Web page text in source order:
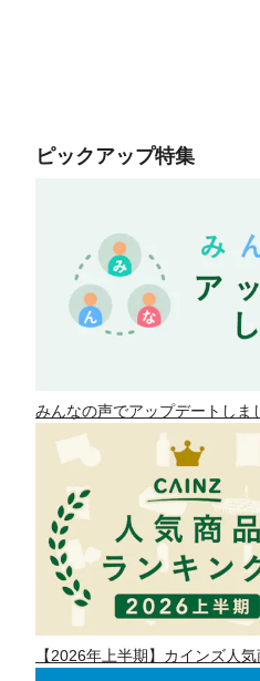
ピックアップ特集
みんなの声でアップデートしま
【2026年上半期】カインズ人